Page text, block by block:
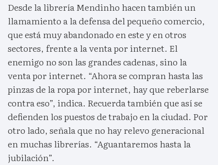
Desde la librería Mendinho hacen también un
llamamiento a la defensa del pequeño comercio,
que está muy abandonado en este y en otros
sectores, frente a la venta por internet. El
enemigo no son las grandes cadenas, sino la
venta por internet. “Ahora se compran hasta las
pinzas de la ropa por internet, hay que reberlarse
contra eso”, indica. Recuerda también que así se
defienden los puestos de trabajo en la ciudad. Por
otro lado, señala que no hay relevo generacional
en muchas librerías. “Aguantaremos hasta la
jubilación”.